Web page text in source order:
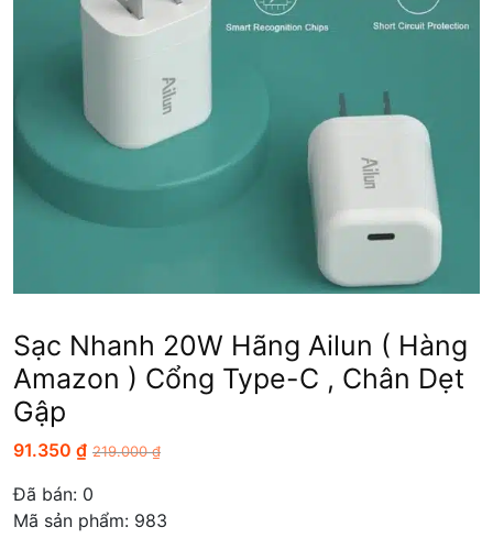
Sạc Nhanh 20W Hãng Ailun ( Hàng
Amazon ) Cổng Type-C , Chân Dẹt
Gập
91.350 ₫ 219.000₫
Đã bán: 0
Mã sản phẩm: 983